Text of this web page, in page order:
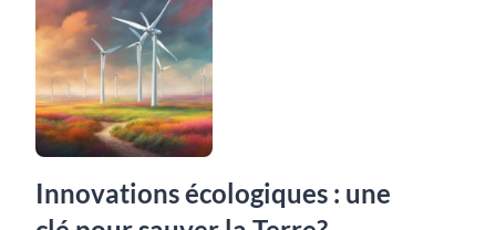
Innovations écologiques : une